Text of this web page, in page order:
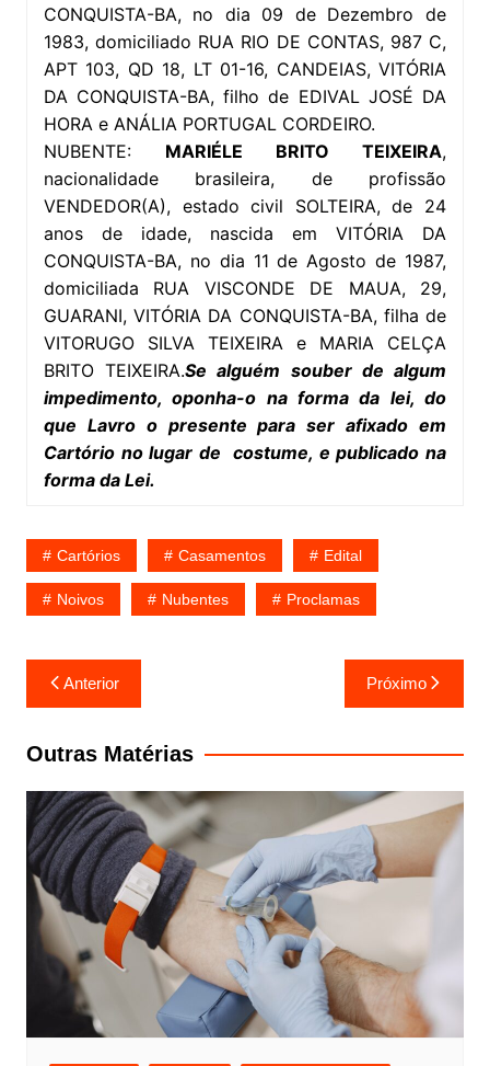
CONQUISTA-BA, no dia 09 de Dezembro de
1983, domiciliado RUA RIO DE CONTAS, 987 C,
APT 103, QD 18, LT 01-16, CANDEIAS, VITÓRIA
DA CONQUISTA-BA, filho de EDIVAL JOSÉ DA
HORA e ANÁLIA PORTUGAL CORDEIRO.
NUBENTE: MARIÉLE BRITO TEIXEIRA,
nacionalidade brasileira, de profissão
VENDEDOR(A), estado civil SOLTEIRA, de 24
anos de idade, nascida em VITÓRIA DA
CONQUISTA-BA, no dia 11 de Agosto de 1987,
domiciliada RUA VISCONDE DE MAUA, 29,
GUARANI, VITÓRIA DA CONQUISTA-BA, filha de
VITORUGO SILVA TEIXEIRA e MARIA CELÇA
BRITO TEIXEIRA.Se alguém souber de algum
impedimento, oponha-o na forma da lei, do
que Lavro o presente para ser afixado em
Cartório no lugar de costume, e publicado na
forma da Lei.
Cartórios Casamentos Edital
Noivos Nubentes Proclamas
Navegação
de
Post
Anterior Próximo
Outras Matérias